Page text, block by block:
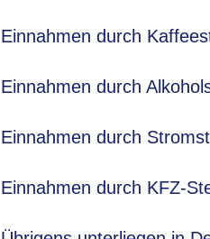
Einnahmen durch
Einnahmen durch
Einnahmen durch
Einnahmen durch KFZ-